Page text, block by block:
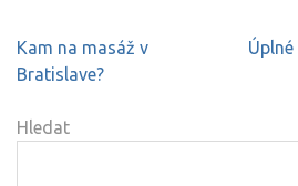
Navigace
pro
Kam na masáž v
Bratislave?
Hledat